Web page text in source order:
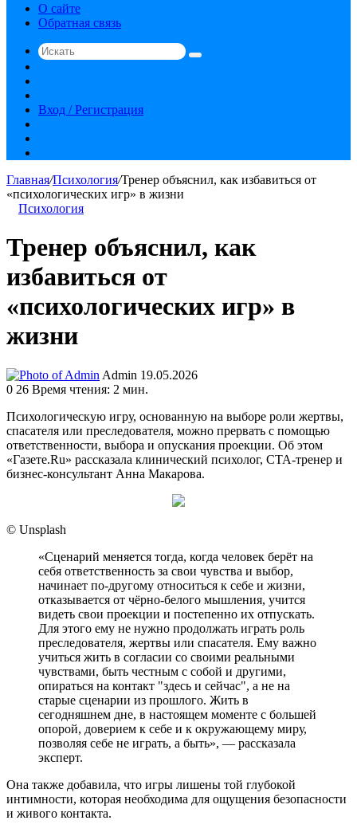
О сайте
Обратная связь
Искать
статья
Вход / Регистрация
Главная/Психология/Тренер объяснил, как избавиться от
«психологических игр» в жизни
Психология
Тренер объяснил, как
избавиться от
«психологических игр» в
жизни
Admin Send
an
19.05.2026
0 26 Время чтения: 2 мин.
Психологическую игру, основанную на выборе роли жертвы,
спасателя или преследователя, можно прервать с помощью
ответственности, выбора и опускания проекции. Об этом
«Газете.Ru» рассказала клинический психолог, СТА‑тренер и
бизнес‑консультант Анна Макарова.
© Unsplash
«Сценарий меняется тогда, когда человек берёт на
себя ответственность за свои чувства и выбор,
начинает по‑другому относиться к себе и жизни,
отказывается от чёрно‑белого мышления, учится
видеть свои проекции и постепенно их отпускать.
Для этого ему не нужно продолжать играть роль
преследователя, жертвы или спасателя. Ему важно
учиться жить в согласии со своими реальными
чувствами, быть честным с собой и другими,
опираться на контакт "здесь и сейчас", а не на
старые сценарии из прошлого. Жить в
сегодняшнем дне, в настоящем моменте с большей
опорой, доверием к себе и к окружающему миру,
позволяя себе не играть, а быть», — рассказала
эксперт.
Она также добавила, что игры лишены той глубокой
интимности, которая необходима для ощущения безопасности
и живого контакта.